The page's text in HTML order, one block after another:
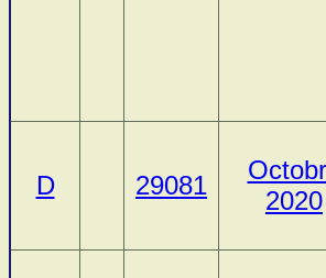
D 29081
2020